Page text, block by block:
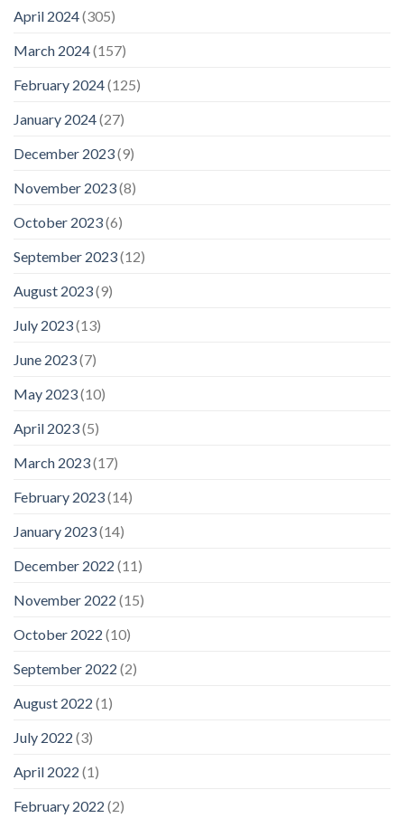
April 2024(305)
March 2024(157)
February 2024(125)
January 2024(27)
December 2023(9)
November 2023(8)
October 2023(6)
September 2023(12)
August 2023(9)
July 2023(13)
June 2023(7)
May 2023(10)
April 2023(5)
March 2023(17)
February 2023(14)
January 2023(14)
December 2022 (11)
November 2022 (15)
October 2022 (10)
September 2022 (2)
August 2022 (1)
July 2022 (3)
April 2022 (1)
February 2022 (2)